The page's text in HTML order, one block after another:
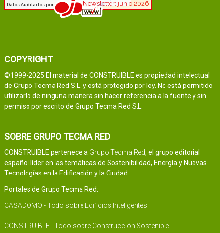
COPYRIGHT
©1999-2025 El material de CONSTRUIBLE es propiedad intelectual
de Grupo Tecma Red S.L. y está protegido por ley. No está permitido
utilizarlo de ninguna manera sin hacer referencia a la fuente y sin
permiso por escrito de Grupo Tecma Red S.L.
SOBRE GRUPO TECMA RED
CONSTRUIBLE pertenece a Grupo Tecma Red, el grupo editorial
español líder en las temáticas de Sostenibilidad, Energía y Nuevas
Tecnologías en la Edificación y la Ciudad.
Portales de Grupo Tecma Red:
CASADOMO - Todo sobre Edificios Inteligentes
CONSTRUIBLE - Todo sobre Construcción Sostenible